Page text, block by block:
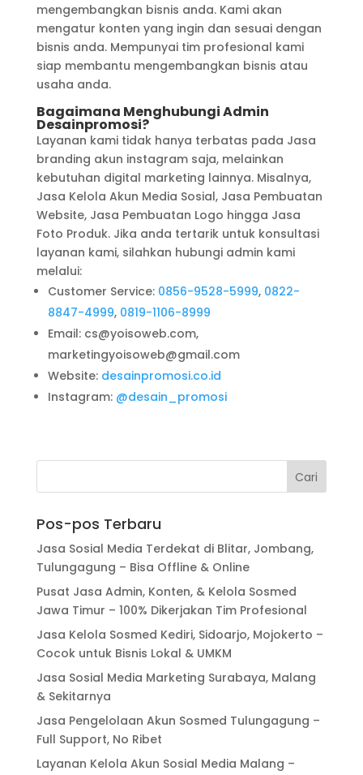
mengembangkan bisnis anda. Kami akan
mengatur konten yang ingin dan sesuai dengan
bisnis anda. Mempunyai tim profesional kami
siap membantu mengembangkan bisnis atau
usaha anda.
Bagaimana Menghubungi Admin
Desainpromosi?
Layanan kami tidak hanya terbatas pada Jasa
branding akun instagram saja, melainkan
kebutuhan digital marketing lainnya. Misalnya,
Jasa Kelola Akun Media Sosial, Jasa Pembuatan
Website, Jasa Pembuatan Logo hingga Jasa
Foto Produk. Jika anda tertarik untuk konsultasi
layanan kami, silahkan hubungi admin kami
melalui:
Customer Service: 0856-9528-5999, 0822-
8847-4999, 0819-1106-8999
Email: cs@yoisoweb.com,
marketingyoisoweb@gmail.com
Website: desainpromosi.co.id
Instagram: @desain_promosi
Pos-pos Terbaru
Jasa Sosial Media Terdekat di Blitar, Jombang,
Tulungagung – Bisa Offline & Online
Pusat Jasa Admin, Konten, & Kelola Sosmed
Jawa Timur – 100% Dikerjakan Tim Profesional
Jasa Kelola Sosmed Kediri, Sidoarjo, Mojokerto –
Cocok untuk Bisnis Lokal & UMKM
Jasa Sosial Media Marketing Surabaya, Malang
& Sekitarnya
Jasa Pengelolaan Akun Sosmed Tulungagung –
Full Support, No Ribet
Layanan Kelola Akun Sosial Media Malang –